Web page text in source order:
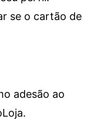
se o cartão de
adesão ao